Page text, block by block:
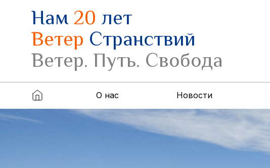
Нам20лет
Ветер Странствий
Ветер. Путь. Свобода
О нас Новости